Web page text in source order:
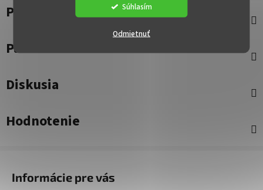
Odmietnuť
Súhlasím
Popis
Parametre
Diskusia
Hodnotenie
Informácie pre vás